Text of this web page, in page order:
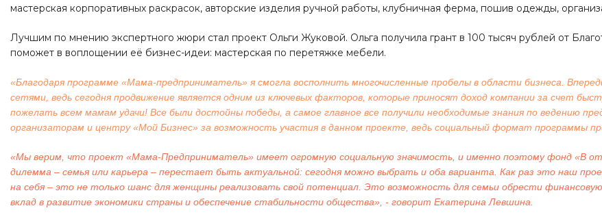
мастерская корпоративных раскрасок, авторские изделия ручной работы, клубничная ферма, пошив одежды,
Лучшим по мнению экспертного жюри стал проект Ольги Жуковой. Ольга получила грант в 100 тысяч рублей от
поможет в воплощении её бизнес-идеи: мастерская по перетяжке мебели.
«Благодаря программе «Мама-предприниматель» я смогла восполнить многочисленные пробелы в области бизнеса.
сетями, ведь сегодня продвижение является одним из ключевых факторов, которые приносят доход компании за счет
пожелать всем мамам удачи! Все были достойны победы, а самое главное все получили необходимые знания по ведению
организаторам и центру «Мой Бизнес» за возможность участия в данном проекте, ведь социальный формат программы
«Мы верим, что проект «Мама-Предприниматель» имеет огромную социальную значимость, и именно поэтому фонд «В
дилемма – семья или карьера – перестает быть актуальной: сегодня можно выбрать и оба варианта. Как раз это наш
на себя – это не только шанс для женщины реализовать свой потенциал. Это возможность для семьи обрести
вклад в развитие экономики страны и обеспечение стабильности общества», - говорит Екатерина Левшина.